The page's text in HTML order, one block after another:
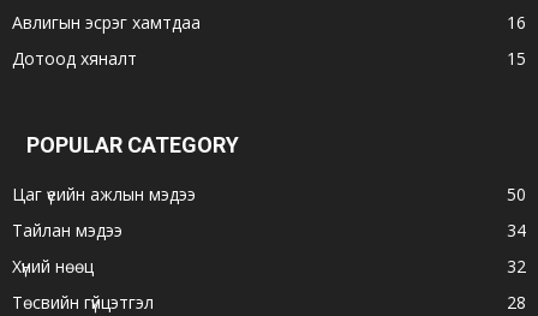
Авлигын эсрэг хамтдаа
16
Дотоод хяналт
15
POPULAR CATEGORY
Цаг үеийн ажлын мэдээ
50
Тайлан мэдээ
34
Хүний нөөц
32
Төсвийн гүйцэтгэл
28